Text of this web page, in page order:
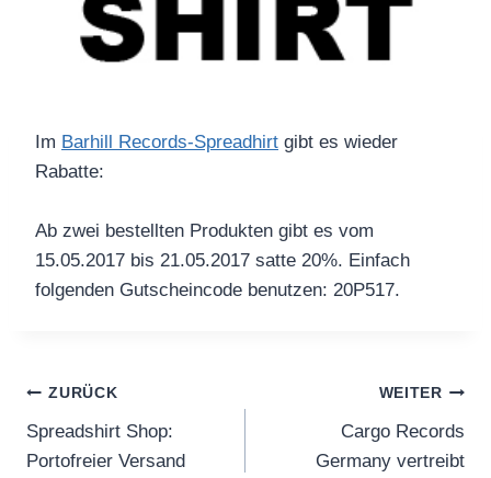
Im Barhill Records-Spreadhirt gibt es wieder
Rabatte:
Ab zwei bestellten Produkten gibt es vom
15.05.2017 bis 21.05.2017 satte 20%. Einfach
folgenden Gutscheincode benutzen: 20P517.
Beitragsnavigation
ZURÜCK
Spreadshirt Shop:
Portofreier Versand
WEITER
Cargo Records
Germany vertreibt